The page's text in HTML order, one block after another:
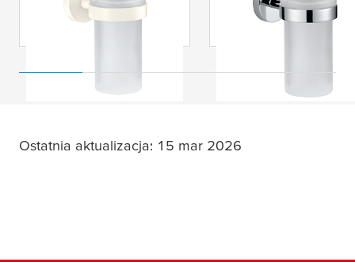
Moon White
Ostatnia aktualizacja: 15 mar 2026